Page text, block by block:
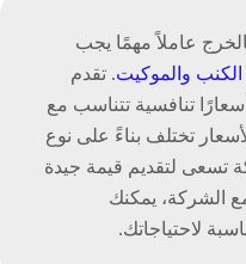
عاملاً مهمًا يجب
والموكيت. تقدم
تنافسية تتناسب مع
تختلف بناءً على نوع
تسعى لتقديم قيمة جيدة
الشركة، يمكنك
لاحتياجاتك.